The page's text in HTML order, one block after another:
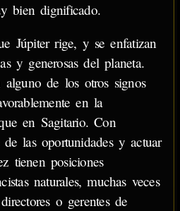
bien dignificado.
Júpiter rige, y se enfatizan
y generosas del planeta.
de los otros signos
en la
en Sagitario. Con
las oportunidades y actuar
tienen posiciones
naturales, muchas veces
o gerentes de